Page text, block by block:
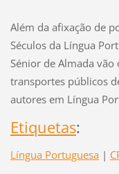
Além da afixação de
Séculos da Língua
Sénior de Almada
transportes públicos
autores em Língua
Etiquetas:
Língua Portuguesa |